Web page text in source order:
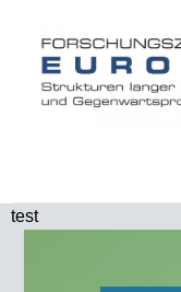
test